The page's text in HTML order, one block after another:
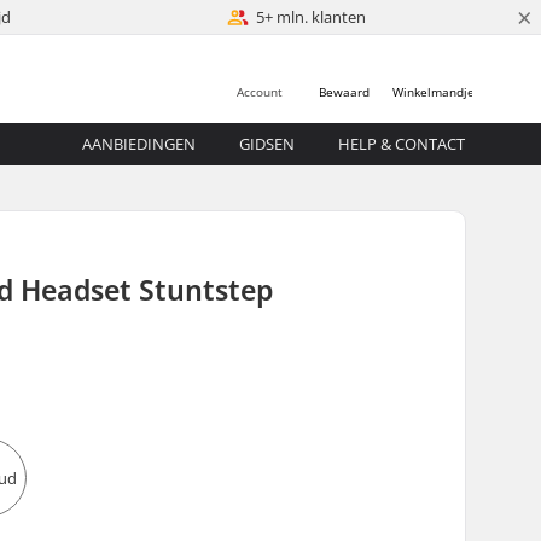
5+ mln. klanten ×
Winkelmandje
Bewaard
Account
AANBIEDINGEN GIDSEN HELP & CONTACT
Headset Stuntstep